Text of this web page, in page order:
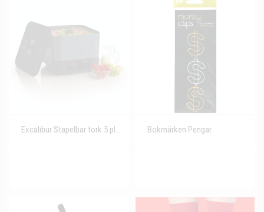
Excalibur Stapelbar tork 5 plåtar, svart/grå Bokmärken Pengar